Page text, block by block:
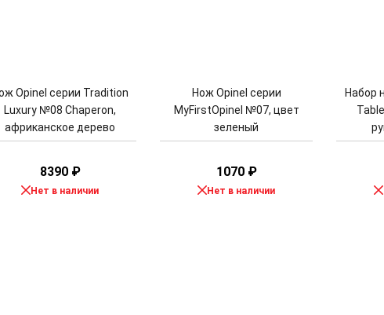
Opinel серии Tradition
Luxury №08 Chaperon,
африканское дерево
8390 ₽
Нет в наличии
Нож Opinel серии
MyFirstOpinel №07, цвет
зеленый
1070 ₽
Нет в наличии
Набор